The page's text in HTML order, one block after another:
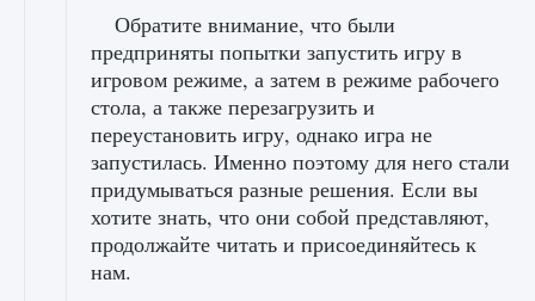
Обратите внимание, что были
предприняты попытки запустить игру в
игровом режиме, а затем в режиме рабочего
стола, а также перезагрузить и
переустановить игру, однако игра не
запустилась. Именно поэтому для него стали
придумываться разные решения. Если вы
хотите знать, что они собой представляют,
продолжайте читать и присоединяйтесь к
нам.